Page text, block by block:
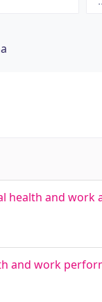
health and work
and work